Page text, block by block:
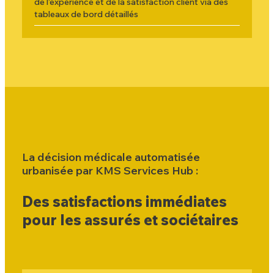
tableaux de bord détaillés
La décision médicale automatisée
urbanisée par KMS Services Hub :
Des satisfactions immédiates
pour les assurés et sociétaires